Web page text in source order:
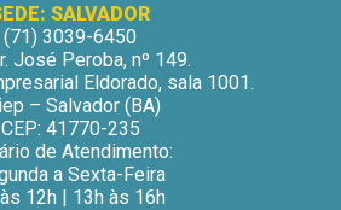
SALVADOR
(71) 3039-6450
José Peroba, nº 149.
Eldorado, sala 1001.
– Salvador (BA)
CEP: 41770-235
de Atendimento:
a Sexta-Feira
12h | 13h às 16h